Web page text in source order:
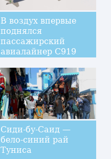
В воздух впервые
поднялся
пассажирский
авиалайнер С919
производства
Сиди-бу-Саид —
бело-синий рай
Туниса